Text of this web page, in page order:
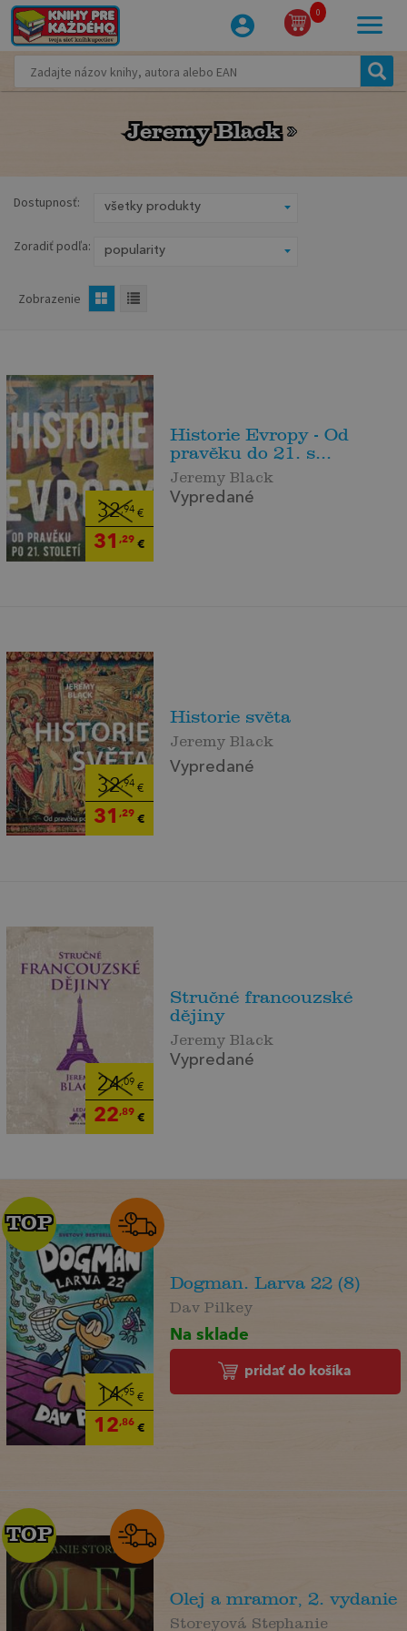
0
Jeremy Black
Jeremy Black
Dostupnosť:
Zoradiť podľa:
Zobrazenie
32,94€
31 ,29€
Historie Evropy - Od
pravěku do 21. s...
Jeremy Black
Vypredané
32,94€
31 ,29 €
Historie světa
Jeremy Black
Vypredané
24,09 €
22,89 €
Stručné francouzské
dějiny
Jeremy Black
Vypredané
14,95€
12,86€
TOP
TOP
Dogman. Larva 22 (8)
Dav Pilkey
Na sklade
pridať do košíka
TOP
TOP
Olej a mramor, 2. vydanie
Storeyová Stephanie